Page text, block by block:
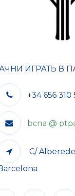
ИГРАТЬ В
+34 656 310
bcna @
C/